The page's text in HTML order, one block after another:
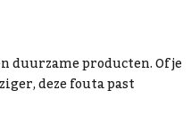
duurzame producten. Of je
deze fouta past